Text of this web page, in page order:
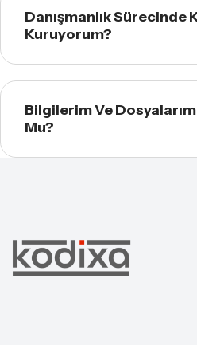
Danışmanlık Sürecinde
Kuruyorum?
Bilgilerim Ve
Mu?